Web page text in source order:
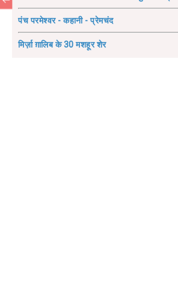
पंच परमेश्वर - कहानी - प्रेमचंद
मिर्ज़ा ग़ालिब के 30 मशहूर शेर